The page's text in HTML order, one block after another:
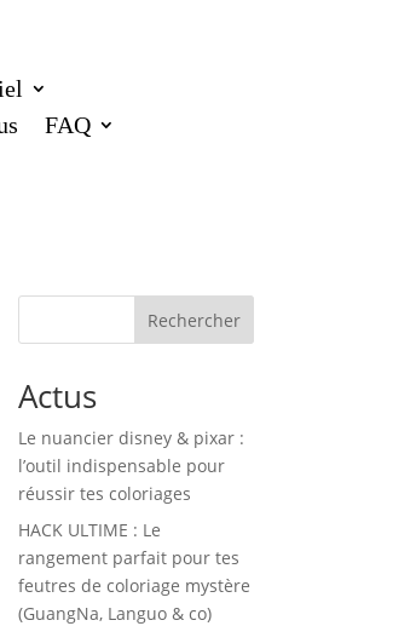
FAQ
Rechercher
Actus
Le nuancier disney & pixar :
l’outil indispensable pour
réussir tes coloriages
HACK ULTIME : Le
rangement parfait pour tes
feutres de coloriage mystère
(GuangNa, Languo & co)